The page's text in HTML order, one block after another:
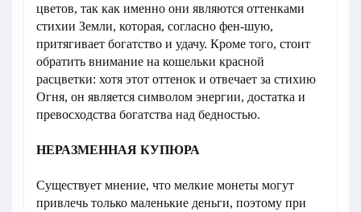
цветов, так как именно они являются оттенками
стихии Земли, которая, согласно фен-шую,
притягивает богатство и удачу. Кроме того, стоит
обратить внимание на кошельки красной
расцветки: хотя этот оттенок и отвечает за стихию
Огня, он является символом энергии, достатка и
превосходства богатства над бедностью.
НЕРАЗМЕННАЯ КУПЮРА
Существует мнение, что мелкие монеты могут
привлечь только маленькие деньги, поэтому при